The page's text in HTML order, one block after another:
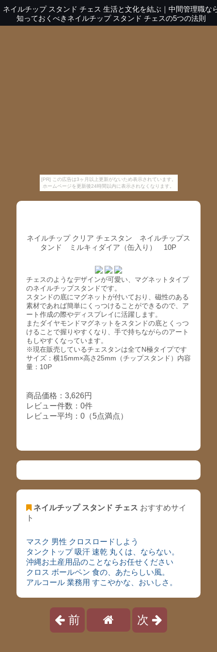
[PR] この広告は3ヶ月以上更新がないため表示されています。
ホームページを更新後24時間以内に表示されなくなります。
ネイルチップ スタンド チェス 生活と文化を結ぶ ｜ 中間管理職な
知っておくべきネイルチップ スタンド チェスの5つの法則
ネイルチップ クリア チェスタン ネイルチップス
タンド ミルキィダイア（缶入り） 10P
チェスのようなデザインが可愛い、マグネットタイプ
のネイルチップスタンドです。
スタンドの底にマグネットが付いており、磁性のある
素材であれば簡単にくっつけることができるので、ア
ート作成の際やディスプレイに活躍します。
またダイヤモンドマグネットをスタンドの底とくっつ
けることで握りやすくなり、手で持ちながらのアート
もしやすくなっています。
※現在販売しているチェスタンは全てN極タイプです
サイズ：横15mm×高さ25mm（チップスタンド）内容
量：10P
商品価格：3,626円
レビュー件数：0件
レビュー平均：0（5点満点）
ネイルチップ スタンド チェス おすすめサイ
ト
マスク 男性 クロスロードしよう
タンクトップ 吸汗 速乾 丸くは、ならない。
沖縄お土産用品のことならお任せください
クロス ボールペン 食の、あたらしい風。
アルコール 業務用 すこやかな、おいしさ。
前 次